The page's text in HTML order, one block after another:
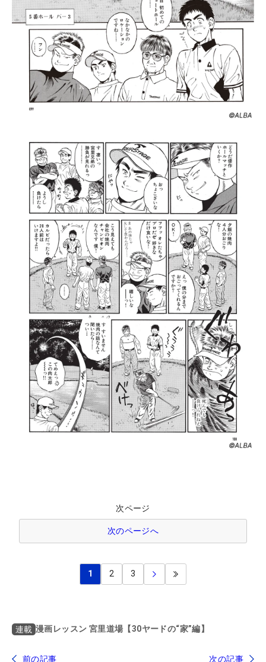
次ページ
次のページへ
1 2 3
連載 漫画レッスン 宮里道場【30ヤードの“家”編】
前の記事 次の記事